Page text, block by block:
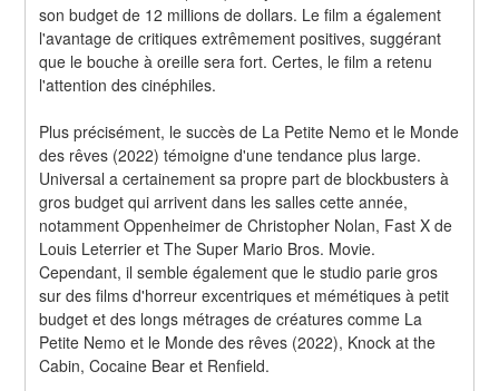
son budget de 12 millions de dollars. Le film a également
l'avantage de critiques extrêmement positives, suggérant
que le bouche à oreille sera fort. Certes, le film a retenu
l'attention des cinéphiles.
Plus précisément, le succès de La Petite Nemo et le Monde
des rêves (2022) témoigne d'une tendance plus large.
Universal a certainement sa propre part de blockbusters à
gros budget qui arrivent dans les salles cette année,
notamment Oppenheimer de Christopher Nolan, Fast X de
Louis Leterrier et The Super Mario Bros. Movie.
Cependant, il semble également que le studio parie gros
sur des films d'horreur excentriques et mémétiques à petit
budget et des longs métrages de créatures comme La
Petite Nemo et le Monde des rêves (2022), Knock at the
Cabin, Cocaine Bear et Renfield.